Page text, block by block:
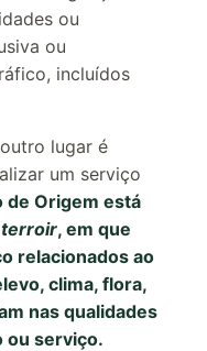
ou
ou
incluídos
lugar é
um serviço
de Origem está
terroir, em que
relacionados ao
clima, flora,
nas qualidades
ou serviço.